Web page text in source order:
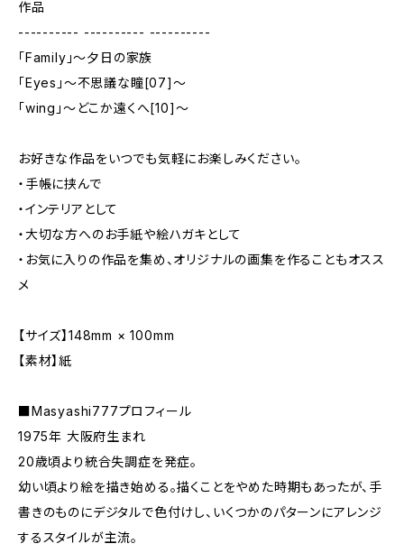
作品
---------- ---------- ----------
「Family」〜夕日の家族
「Eyes」〜不思議な瞳[07]〜
「wing」〜どこか遠くへ[10]〜
お好きな作品をいつでも気軽にお楽しみください。
・手帳に挟んで
・インテリアとして
・大切な方へのお手紙や絵ハガキとして
・お気に入りの作品を集め、オリジナルの画集を作ることもオスス
メ
【サイズ】148mm × 100mm
【素材】紙
■Masyashi777プロフィール
1975年 大阪府生まれ
20歳頃より統合失調症を発症。
幼い頃より絵を描き始める。描くことをやめた時期もあったが、手
書きのものにデジタルで色付けし、いくつかのパターンにアレンジ
するスタイルが主流。